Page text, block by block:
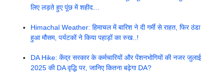
लिए लड़ते हुए पूंछ में शहीद…
Himachal Weather: हिमाचल में बारिश ने दी गर्मी से राहत, फिर ठंडा
हुआ मौसम, पर्यटकों ने किया पहाड़ों का रुख..!
DA Hike: केंद्र सरकार के कर्मचारियों और पेंशनभोगियों की नजर जुलाई
2025 की DA वृद्धि पर, जानिए कितना बढ़ेगा DA?